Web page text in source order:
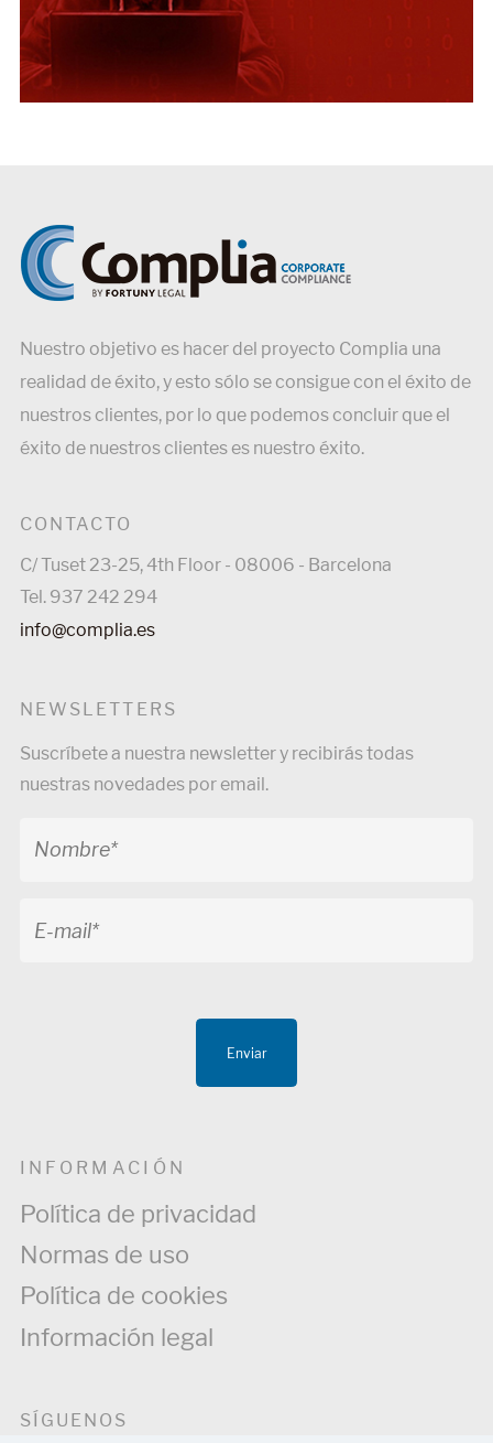
Nuestro objetivo es hacer del proyecto Complia una
realidad de éxito, y esto sólo se consigue con el éxito de
nuestros clientes, por lo que podemos concluir que el
éxito de nuestros clientes es nuestro éxito.
CONTACTO
C/ Tuset 23-25, 4th Floor - 08006 - Barcelona
Tel. 937 242 294
info@complia.es
NEWSLETTERS
Suscríbete a nuestra newsletter y recibirás todas
nuestras novedades por email.
Enviar
INFORMACIÓN
Política de privacidad
Normas de uso
Política de cookies
Información legal
SÍGUENOS